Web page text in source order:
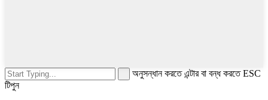
অনুসন্ধান করতে এন্টার বা বন্ধ করতে ESC
টিপুন